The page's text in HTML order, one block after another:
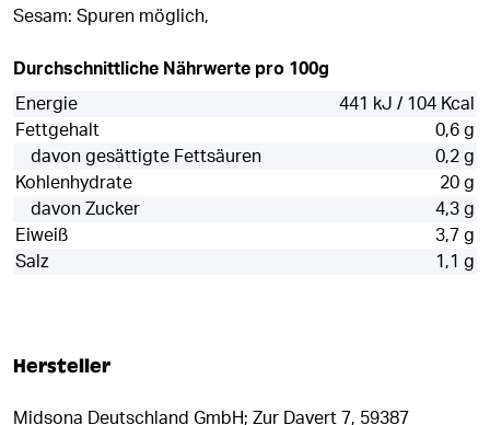
Sesam: Spuren möglich,
Durchschnittliche Nährwerte pro 100g
Energie
441 kJ / 104 Kcal
Fettgehalt
0,6 g
davon gesättigte Fettsäuren
0,2 g
Kohlenhydrate
20 g
davon Zucker
4,3 g
Eiweiß
3,7 g
Salz
1,1 g
Hersteller
Midsona Deutschland GmbH; Zur Davert 7, 59387